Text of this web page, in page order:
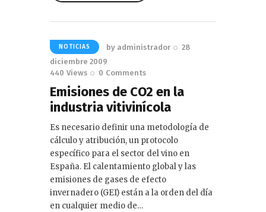
NOTICIAS by administrador
28
diciembre 2009
440 Views 0 Comments
Emisiones de CO2 en la
industria vitivinícola
Es necesario definir una metodología de
cálculo y atribución, un protocolo
específico para el sector del vino en
España. El calentamiento global y las
emisiones de gases de efecto
invernadero (GEI) están a la orden del día
en cualquier medio de…